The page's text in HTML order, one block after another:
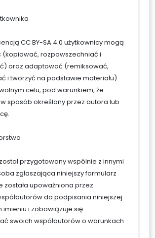
CC BY-SA 4.0 użytkownicy mogą
(kopiować, rozpowszechniać i
oraz adaptować (remiksować,
i tworzyć na podstawie materiału)
celu, pod warunkiem, że
sposób określony przez autora lub
przygotowany wspólnie z innymi
zgłaszająca niniejszy formularz
została upoważniona przez
do podpisania niniejszej
imieniu i zobowiązuje się
swoich współautorów o warunkach